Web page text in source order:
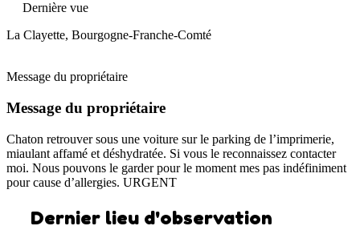
Dernière vue
La Clayette, Bourgogne-Franche-Comté
Message du propriétaire
Message du propriétaire
Chaton retrouver sous une voiture sur le parking de l’imprimerie,
miaulant affamé et déshydratée. Si vous le reconnaissez contacter
moi. Nous pouvons le garder pour le moment mes pas indéfiniment
pour cause d’allergies. URGENT
Dernier lieu d'observation